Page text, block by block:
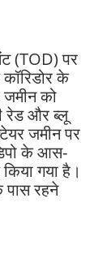
(TOD) पर
के
को
रेड और ब्लू
जमीन पर
के आस-
गया है।
रहने